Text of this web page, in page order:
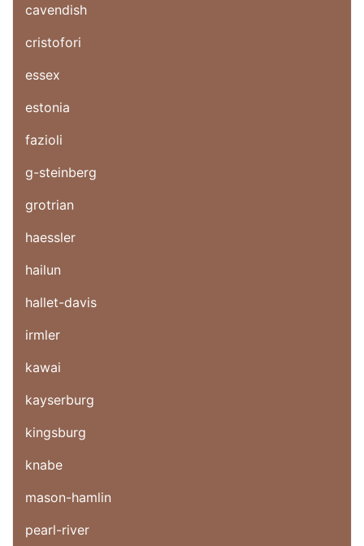
cavendish
cristofori
essex
estonia
fazioli
g-steinberg
grotrian
haessler
hailun
hallet-davis
irmler
kawai
kayserburg
kingsburg
knabe
mason-hamlin
pearl-river